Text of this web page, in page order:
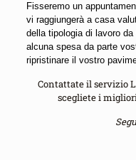
Fisseremo un
vi raggiungerà a casa
della tipologia di lavoro
alcuna spesa da parte
ripristinare il vostro
Contattate il servizio
scegliete i